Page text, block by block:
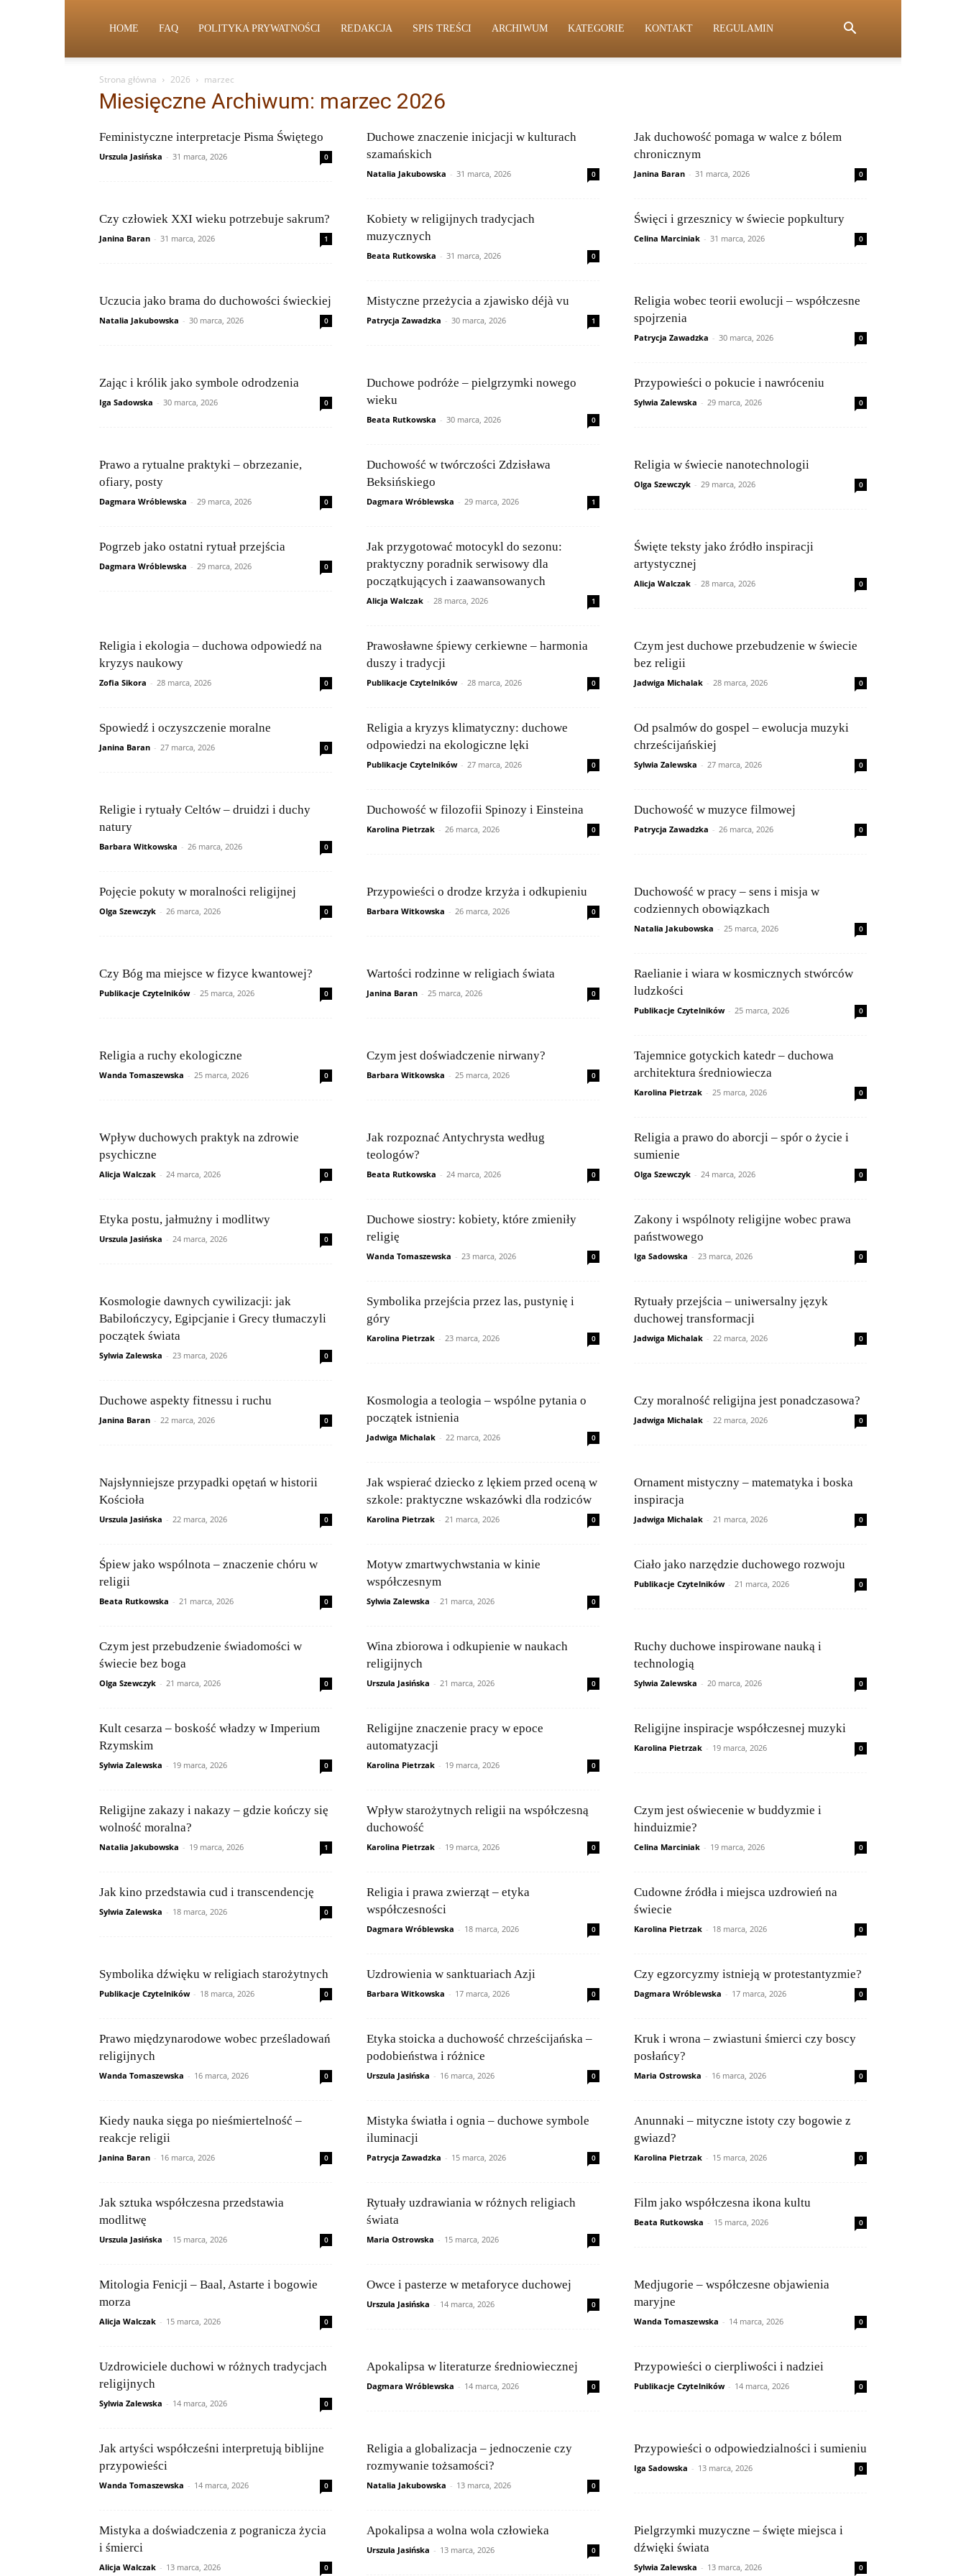
HOME FAQ POLITYKA PRYWATNOŚCI REDAKCJA SPIS TREŚCI ARCHIWUM KATEGORIE KONTAKT REGULAMIN
Strona główna 2026 marzec
Miesięczne Archiwum: marzec 2026
Feministyczne interpretacje Pisma Świętego
Urszula Jasińska - 31 marca, 2026 0
Duchowe znaczenie inicjacji w kulturach
szamańskich
Natalia Jakubowska - 31 marca, 2026 0
Jak duchowość pomaga w walce z bólem
chronicznym
Janina Baran - 31 marca, 2026 0
Czy człowiek XXI wieku potrzebuje sakrum?
Janina Baran - 31 marca, 2026 1
Kobiety w religijnych tradycjach
muzycznych
Beata Rutkowska - 31 marca, 2026 0
Święci i grzesznicy w świecie popkultury
Celina Marciniak - 31 marca, 2026 0
Uczucia jako brama do duchowości świeckiej
Natalia Jakubowska - 30 marca, 2026 0
Mistyczne przeżycia a zjawisko déjà vu
Patrycja Zawadzka - 30 marca, 2026 1
Religia wobec teorii ewolucji – współczesne
spojrzenia
Patrycja Zawadzka - 30 marca, 2026 0
Zając i królik jako symbole odrodzenia
Iga Sadowska - 30 marca, 2026 0
Duchowe podróże – pielgrzymki nowego
wieku
Beata Rutkowska - 30 marca, 2026 0
Przypowieści o pokucie i nawróceniu
Sylwia Zalewska - 29 marca, 2026 0
Prawo a rytualne praktyki – obrzezanie,
ofiary, posty
Dagmara Wróblewska - 29 marca, 2026 0
Duchowość w twórczości Zdzisława
Beksińskiego
Dagmara Wróblewska - 29 marca, 2026 1
Religia w świecie nanotechnologii
Olga Szewczyk - 29 marca, 2026 0
Pogrzeb jako ostatni rytuał przejścia
Dagmara Wróblewska - 29 marca, 2026 0
Jak przygotować motocykl do sezonu:
praktyczny poradnik serwisowy dla
początkujących i zaawansowanych
Alicja Walczak - 28 marca, 2026 1
Święte teksty jako źródło inspiracji
artystycznej
Alicja Walczak - 28 marca, 2026 0
Religia i ekologia – duchowa odpowiedź na
kryzys naukowy
Zofia Sikora - 28 marca, 2026 0
Prawosławne śpiewy cerkiewne – harmonia
duszy i tradycji
Publikacje Czytelników - 28 marca, 2026 0
Czym jest duchowe przebudzenie w świecie
bez religii
Jadwiga Michalak - 28 marca, 2026 0
Spowiedź i oczyszczenie moralne
Janina Baran - 27 marca, 2026 0
Religia a kryzys klimatyczny: duchowe
odpowiedzi na ekologiczne lęki
Publikacje Czytelników - 27 marca, 2026 0
Od psalmów do gospel – ewolucja muzyki
chrześcijańskiej
Sylwia Zalewska - 27 marca, 2026 0
Religie i rytuały Celtów – druidzi i duchy
natury
Barbara Witkowska - 26 marca, 2026 0
Duchowość w filozofii Spinozy i Einsteina
Karolina Pietrzak - 26 marca, 2026 0
Duchowość w muzyce filmowej
Patrycja Zawadzka - 26 marca, 2026 0
Pojęcie pokuty w moralności religijnej
Olga Szewczyk - 26 marca, 2026 0
Przypowieści o drodze krzyża i odkupieniu
Barbara Witkowska - 26 marca, 2026 0
Duchowość w pracy – sens i misja w
codziennych obowiązkach
Natalia Jakubowska - 25 marca, 2026 0
Czy Bóg ma miejsce w fizyce kwantowej?
Publikacje Czytelników - 25 marca, 2026 0
Wartości rodzinne w religiach świata
Janina Baran - 25 marca, 2026 0
Raelianie i wiara w kosmicznych stwórców
ludzkości
Publikacje Czytelników - 25 marca, 2026 0
Religia a ruchy ekologiczne
Wanda Tomaszewska - 25 marca, 2026 0
Czym jest doświadczenie nirwany?
Barbara Witkowska - 25 marca, 2026 0
Tajemnice gotyckich katedr – duchowa
architektura średniowiecza
Karolina Pietrzak - 25 marca, 2026 0
Wpływ duchowych praktyk na zdrowie
psychiczne
Alicja Walczak - 24 marca, 2026 0
Jak rozpoznać Antychrysta według
teologów?
Beata Rutkowska - 24 marca, 2026 0
Religia a prawo do aborcji – spór o życie i
sumienie
Olga Szewczyk - 24 marca, 2026 0
Etyka postu, jałmużny i modlitwy
Urszula Jasińska - 24 marca, 2026 0
Duchowe siostry: kobiety, które zmieniły
religię
Wanda Tomaszewska - 23 marca, 2026 0
Zakony i wspólnoty religijne wobec prawa
państwowego
Iga Sadowska - 23 marca, 2026 0
Kosmologie dawnych cywilizacji: jak
Babilończycy, Egipcjanie i Grecy tłumaczyli
początek świata
Sylwia Zalewska - 23 marca, 2026 0
Symbolika przejścia przez las, pustynię i
góry
Karolina Pietrzak - 23 marca, 2026 0
Rytuały przejścia – uniwersalny język
duchowej transformacji
Jadwiga Michalak - 22 marca, 2026 0
Duchowe aspekty fitnessu i ruchu
Janina Baran - 22 marca, 2026 0
Kosmologia a teologia – wspólne pytania o
początek istnienia
Jadwiga Michalak - 22 marca, 2026 0
Czy moralność religijna jest ponadczasowa?
Jadwiga Michalak - 22 marca, 2026 0
Najsłynniejsze przypadki opętań w historii
Kościoła
Urszula Jasińska - 22 marca, 2026 0
Jak wspierać dziecko z lękiem przed oceną w
szkole: praktyczne wskazówki dla rodziców
Karolina Pietrzak - 21 marca, 2026 0
Ornament mistyczny – matematyka i boska
inspiracja
Jadwiga Michalak - 21 marca, 2026 0
Śpiew jako wspólnota – znaczenie chóru w
religii
Beata Rutkowska - 21 marca, 2026 0
Motyw zmartwychwstania w kinie
współczesnym
Sylwia Zalewska - 21 marca, 2026 0
Ciało jako narzędzie duchowego rozwoju
Publikacje Czytelników - 21 marca, 2026 0
Czym jest przebudzenie świadomości w
świecie bez boga
Olga Szewczyk - 21 marca, 2026 0
Wina zbiorowa i odkupienie w naukach
religijnych
Urszula Jasińska - 21 marca, 2026 0
Ruchy duchowe inspirowane nauką i
technologią
Sylwia Zalewska - 20 marca, 2026 0
Kult cesarza – boskość władzy w Imperium
Rzymskim
Sylwia Zalewska - 19 marca, 2026 0
Religijne znaczenie pracy w epoce
automatyzacji
Karolina Pietrzak - 19 marca, 2026 0
Religijne inspiracje współczesnej muzyki
Karolina Pietrzak - 19 marca, 2026 0
Religijne zakazy i nakazy – gdzie kończy się
wolność moralna?
Natalia Jakubowska - 19 marca, 2026 1
Wpływ starożytnych religii na współczesną
duchowość
Karolina Pietrzak - 19 marca, 2026 0
Czym jest oświecenie w buddyzmie i
hinduizmie?
Celina Marciniak - 19 marca, 2026 0
Jak kino przedstawia cud i transcendencję
Sylwia Zalewska - 18 marca, 2026 0
Religia i prawa zwierząt – etyka
współczesności
Dagmara Wróblewska - 18 marca, 2026 0
Cudowne źródła i miejsca uzdrowień na
świecie
Karolina Pietrzak - 18 marca, 2026 0
Symbolika dźwięku w religiach starożytnych
Publikacje Czytelników - 18 marca, 2026 0
Uzdrowienia w sanktuariach Azji
Barbara Witkowska - 17 marca, 2026 0
Czy egzorcyzmy istnieją w protestantyzmie?
Dagmara Wróblewska - 17 marca, 2026 0
Prawo międzynarodowe wobec prześladowań
religijnych
Wanda Tomaszewska - 16 marca, 2026 0
Etyka stoicka a duchowość chrześcijańska –
podobieństwa i różnice
Urszula Jasińska - 16 marca, 2026 0
Kruk i wrona – zwiastuni śmierci czy boscy
posłańcy?
Maria Ostrowska - 16 marca, 2026 0
Kiedy nauka sięga po nieśmiertelność –
reakcje religii
Janina Baran - 16 marca, 2026 0
Mistyka światła i ognia – duchowe symbole
iluminacji
Patrycja Zawadzka - 15 marca, 2026 0
Anunnaki – mityczne istoty czy bogowie z
gwiazd?
Karolina Pietrzak - 15 marca, 2026 0
Jak sztuka współczesna przedstawia
modlitwę
Urszula Jasińska - 15 marca, 2026 0
Rytuały uzdrawiania w różnych religiach
świata
Maria Ostrowska - 15 marca, 2026 0
Film jako współczesna ikona kultu
Beata Rutkowska - 15 marca, 2026 0
Mitologia Fenicji – Baal, Astarte i bogowie
morza
Alicja Walczak - 15 marca, 2026 0
Owce i pasterze w metaforyce duchowej
Urszula Jasińska - 14 marca, 2026 0
Medjugorie – współczesne objawienia
maryjne
Wanda Tomaszewska - 14 marca, 2026 0
Uzdrowiciele duchowi w różnych tradycjach
religijnych
Sylwia Zalewska - 14 marca, 2026 0
Apokalipsa w literaturze średniowiecznej
Dagmara Wróblewska - 14 marca, 2026 0
Przypowieści o cierpliwości i nadziei
Publikacje Czytelników - 14 marca, 2026 0
Jak artyści współcześni interpretują biblijne
przypowieści
Wanda Tomaszewska - 14 marca, 2026 0
Religia a globalizacja – jednoczenie czy
rozmywanie tożsamości?
Natalia Jakubowska - 13 marca, 2026 0
Przypowieści o odpowiedzialności i sumieniu
Iga Sadowska - 13 marca, 2026 0
Mistyka a doświadczenia z pogranicza życia
i śmierci
Alicja Walczak - 13 marca, 2026 0
Apokalipsa a wolna wola człowieka
Urszula Jasińska - 13 marca, 2026 0
Pielgrzymki muzyczne – święte miejsca i
dźwięki świata
Sylwia Zalewska - 13 marca, 2026 0